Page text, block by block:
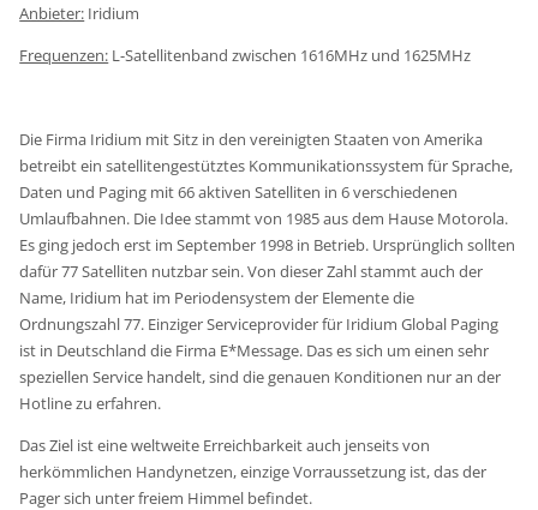
Anbieter: Iridium
Frequenzen: L-Satellitenband zwischen 1616MHz und 1625MHz
Die Firma Iridium mit Sitz in den vereinigten Staaten von Amerika
betreibt ein satellitengestütztes Kommunikationssystem für Sprache,
Daten und Paging mit 66 aktiven Satelliten in 6 verschiedenen
Umlaufbahnen. Die Idee stammt von 1985 aus dem Hause Motorola.
Es ging jedoch erst im September 1998 in Betrieb. Ursprünglich sollten
dafür 77 Satelliten nutzbar sein. Von dieser Zahl stammt auch der
Name, Iridium hat im Periodensystem der Elemente die
Ordnungszahl 77. Einziger Serviceprovider für Iridium Global Paging
ist in Deutschland die Firma E*Message. Das es sich um einen sehr
speziellen Service handelt, sind die genauen Konditionen nur an der
Hotline zu erfahren.
Das Ziel ist eine weltweite Erreichbarkeit auch jenseits von
herkömmlichen Handynetzen, einzige Vorraussetzung ist, das der
Pager sich unter freiem Himmel befindet.